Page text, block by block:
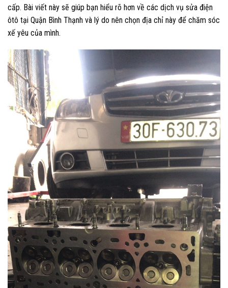
cấp. Bài viết này sẽ giúp bạn hiểu rõ hơn về các dịch vụ sửa điện
ôtô tại Quận Bình Thạnh và lý do nên chọn địa chỉ này để chăm sóc
xế yêu của mình.